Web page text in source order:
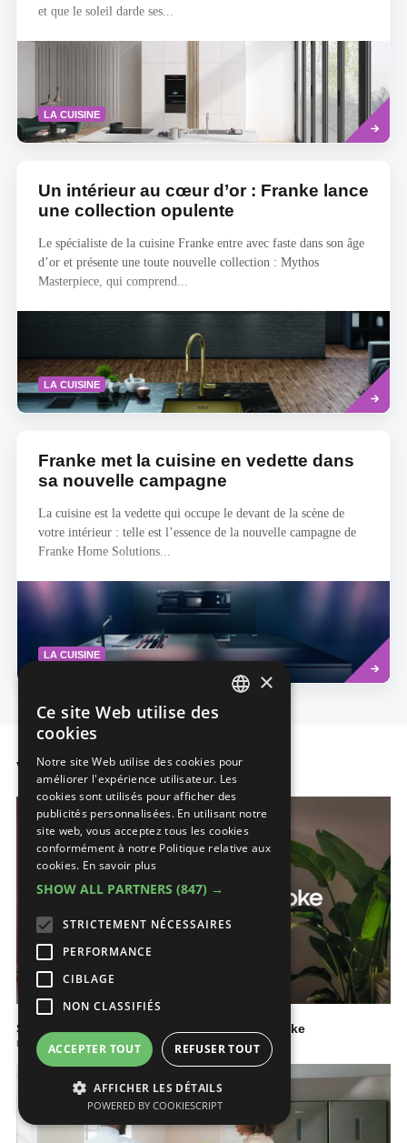
et que le soleil darde ses...
LA CUISINE
Read
more
Un intérieur au cœur d’or : Franke lance
une collection opulente
Le spécialiste de la cuisine Franke entre avec faste dans son âge
d’or et présente une toute nouvelle collection : Mythos
Masterpiece, qui comprend...
LA CUISINE
Read
more
Franke met la cuisine en vedette dans
sa nouvelle campagne
La cuisine est la vedette qui occupe le devant de la scène de
votre intérieur : telle est l’essence de la nouvelle campagne de
Franke Home Solutions...
LA CUISINE
more
Vidéos
Smart, stylé, Samsung : Réfrigérateur Bespoke
La cuisine
×
Ce site Web utilise des
cookies
Notre site Web utilise des cookies pour
améliorer l'expérience utilisateur. Les
cookies sont utilisés pour afficher des
publicités personnalisées. En utilisant notre
site web, vous acceptez tous les cookies
conformément à notre Politique relative aux
cookies. En savoir plus
SHOW ALL PARTNERS (847) →
STRICTEMENT NÉCESSAIRES
PERFORMANCE
CIBLAGE
NON CLASSIFIÉS
ACCEPTER TOUT REFUSER TOUT
AFFICHER LES DÉTAILS
POWERED BY COOKIESCRIPT